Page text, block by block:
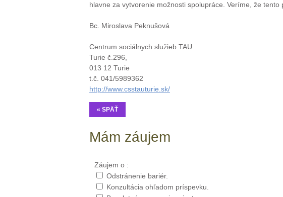
hlavne za vytvorenie možnosti spolupráce. Veríme, že
Bc. Miroslava Peknušová
Centrum sociálnych služieb TAU
Turie č.296,
013 12 Turie
t.č. 041/5989362
http://www.csstauturie.sk/
« SPÄŤ
Mám záujem
Záujem o :
Odstránenie bariér.
Konzultácia ohľadom príspevku.